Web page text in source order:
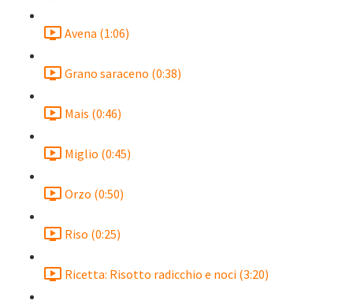
Avena (1:06)
Grano saraceno (0:38)
Mais (0:46)
Miglio (0:45)
Orzo (0:50)
Riso (0:25)
Ricetta: Risotto radicchio e noci (3:20)